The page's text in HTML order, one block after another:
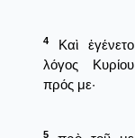
4
Καὶ ἐγένετο
λόγος Κυρίου
πρός με·
5